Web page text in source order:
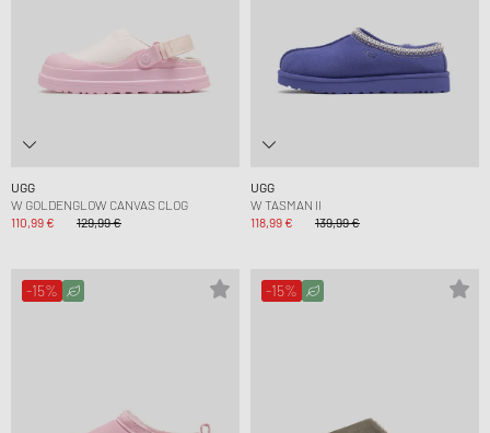
UGG
W GOLDENGLOW CANVAS CLOG
110,99 €
129,99 €
UGG
W TASMAN II
118,99 €
139,99 €
-15% -15%